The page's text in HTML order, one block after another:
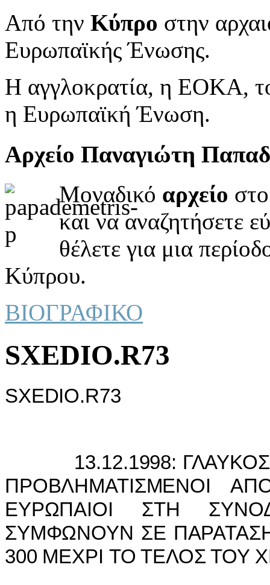
Από την Κύπρο στην
Ευρωπαϊκής Ένωσης.
Η αγγλοκρατία, η ΕΟΚΑ,
η Ευρωπαϊκή Ένωση.
Αρχείο Παναγιώτη
Μοναδικό αρχείο
και να αναζητήσετε
θέλετε για μια
Κύπρου.
ΒΙΟΓΡΑΦΙΚΟ
SXEDIO.R73
SXEDIO.R73
13.12.1998: ΓΛΑΥΚΟΣ
ΠΡΟΒΛΗΜΑΤIΣΜΕΝΟI
ΕΥΡΩΠΑIΟI ΣΤΗ
ΣΥΜΦΩΝΟΥΝ ΣΕ
300 ΜΕΧΡI ΤΟ ΤΕΛΟΣ ΤΟΥ